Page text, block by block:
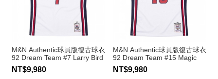
M&N Authentic球員版復古球衣
92 Dream Team #7 Larry Bird
NT$9,980
M&N Authentic球員版復古球衣
92 Dream Team #15 Magic
Johnson
NT$9,980